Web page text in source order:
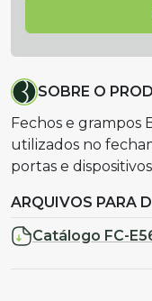
SOBRE O
Fechos e grampos
utilizados no
portas e dispositivos
ARQUIVOS PARA
Catálogo FC-